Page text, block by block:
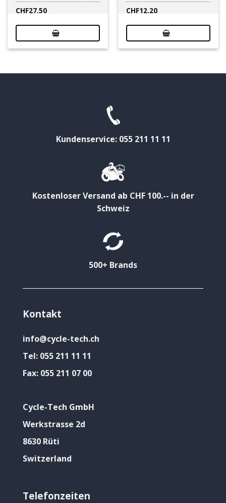
CHF27.50
CHF12.20
Kundenservice: 055 211 11 11
Kostenloser Versand ab CHF 100.-- in der
Schweiz
500+ Brands
Kontakt
info@cycle-tech.ch
Tel: 055 211 11 11
Fax: 055 211 07 00
Cycle-Tech GmbH
Werkstrasse 2d
8630 Rüti
Switzerland
Telefonzeiten